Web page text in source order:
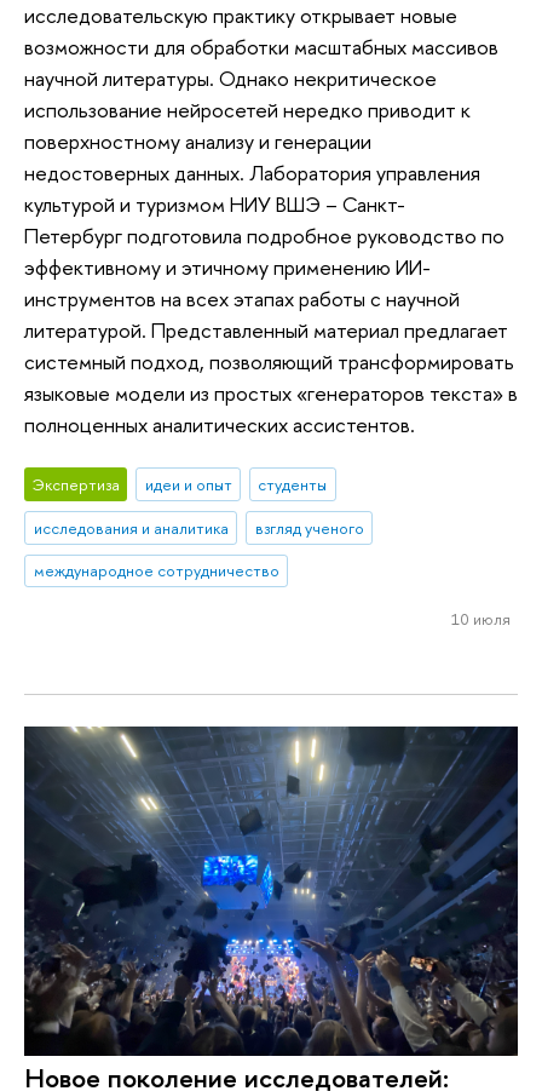
исследовательскую практику открывает новые
возможности для обработки масштабных массивов
научной литературы. Однако некритическое
использование нейросетей нередко приводит к
поверхностному анализу и генерации
недостоверных данных. Лаборатория управления
культурой и туризмом НИУ ВШЭ – Санкт-
Петербург подготовила подробное руководство по
эффективному и этичному применению ИИ-
инструментов на всех этапах работы с научной
литературой. Представленный материал предлагает
системный подход, позволяющий трансформировать
языковые модели из простых «генераторов текста» в
полноценных аналитических ассистентов.
Экспертиза идеи и опыт
студенты
исследования и аналитика
взгляд ученого
международное сотрудничество
10 июля
Новое поколение исследователей: